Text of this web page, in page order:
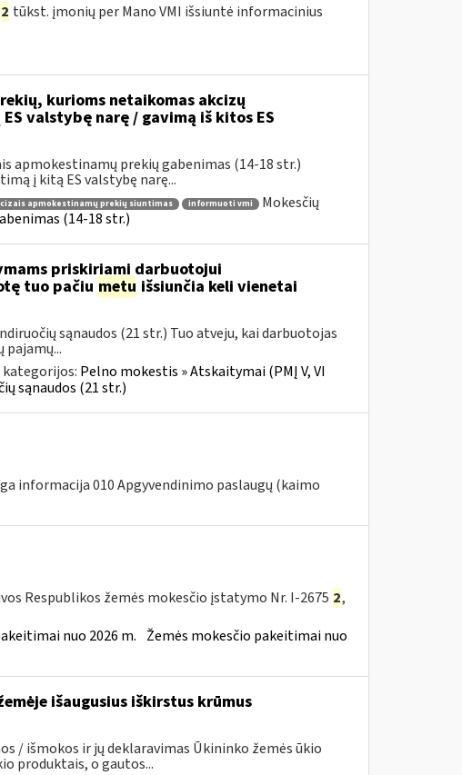
2 tūkst. įmonių per Mano VMI išsiuntė informacinius
kurioms netaikomas akcizų
valstybę narę / gavimą iš kitos ES
apmokestinamų prekių gabenimas (14-18 str.)
į kitą ES valstybę narę...
apmokestinamų prekių siuntimas informuoti vmi
Mokesčių
(14-18 str.)
priskiriami darbuotojui
tuo pačiu metu išsiunčia keli vienetai
sąnaudos (21 str.) Tuo atveju, kai darbuotojas
kategorijos: Pelno mokestis » Atskaitymai (PMĮ V, VI
sąnaudos (21 str.)
informacija 010 Apgyvendinimo paslaugų (kaimo
Respublikos žemės mokesčio įstatymo Nr. I-2675 2,
nuo 2026 m. Žemės mokesčio pakeitimai nuo
išaugusius iškirstus krūmus
/ išmokos ir jų deklaravimas Ūkininko žemės ūkio
produktais, o gautos...